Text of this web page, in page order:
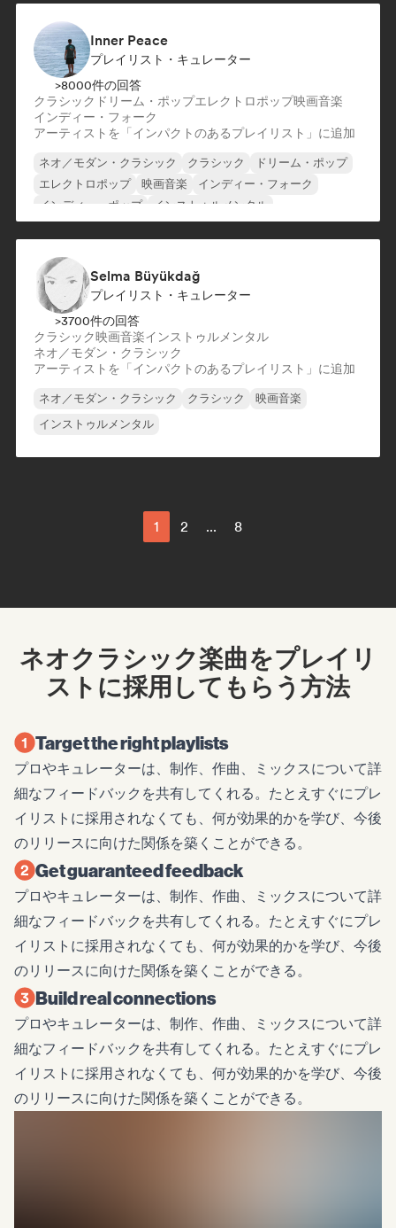
Inner Peace
プレイリスト・キュレーター
>8000件の回答
クラシック ドリーム・ポップエレクトロポップ映画音楽
インディー・フォーク
アーティストを「インパクトのあるプレイリスト」に追加
ネオ／モダン・クラシック クラシック
ドリーム・ポップ
エレクトロポップ
映画音楽
インディー・フォーク
インディー・ポップ
インストゥルメンタル
Selma Büyükdağ
プレイリスト・キュレーター
>3700件の回答
クラシック映画音楽インストゥルメンタル
ネオ／モダン・クラシック
アーティストを「インパクトのあるプレイリスト」に追加
ネオ／モダン・クラシック クラシック
映画音楽
インストゥルメンタル
1 2 ... 8
ネオクラシック楽曲をプレイリ
ストに採用してもらう方法
Target the right playlists
プロやキュレーターは、制作、作曲、ミックスについて詳
細なフィードバックを共有してくれる。たとえすぐにプレ
イリストに採用されなくても、何が効果的かを学び、今後
のリリースに向けた関係を築くことができる。
Get guaranteed feedback
プロやキュレーターは、制作、作曲、ミックスについて詳
細なフィードバックを共有してくれる。たとえすぐにプレ
イリストに採用されなくても、何が効果的かを学び、今後
のリリースに向けた関係を築くことができる。
Build real connections
プロやキュレーターは、制作、作曲、ミックスについて詳
細なフィードバックを共有してくれる。たとえすぐにプレ
イリストに採用されなくても、何が効果的かを学び、今後
のリリースに向けた関係を築くことができる。